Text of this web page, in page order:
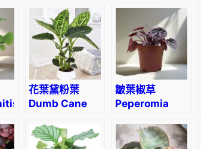
花葉黛粉葉
Dumb Cane
‘Reflector’)
皺葉椒草
Peperomia